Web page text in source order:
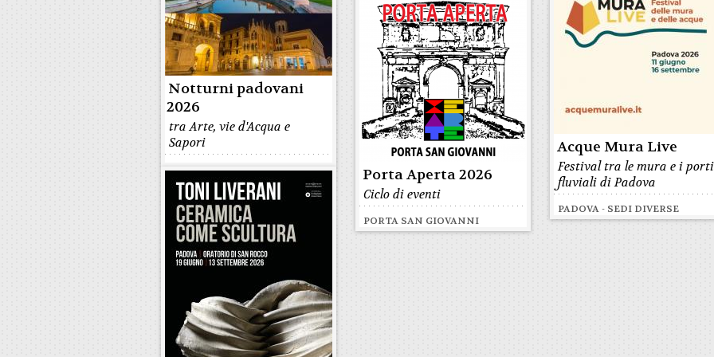
Acque Mura Live
Festival tra le mura e i porti
fluviali di Padova
PADOVA - SEDI DIVERSE
Notturni padovani
2026
tra Arte, vie d'Acqua e
Sapori
Porta Aperta 2026
Ciclo di eventi
PORTA SAN GIOVANNI